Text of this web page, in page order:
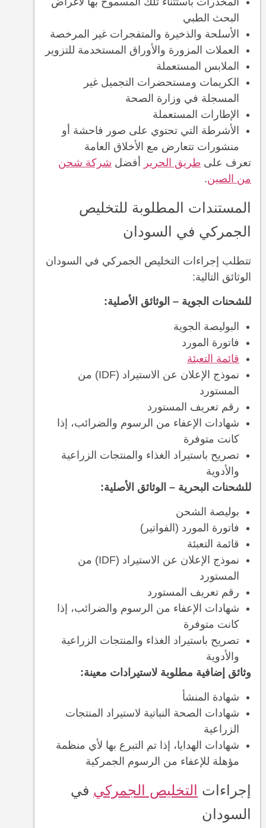
البحث الطبي
الأسلحة والذخيرة والمتفجرات غير المرخصة
العملات المزورة والأوراق المستخدمة للتزوير
الملابس المستعملة
الكريمات ومستحضرات التجميل غير
المسجلة في وزارة الصحة
الإطارات المستعملة
الأشرطة التي تحتوي على صور فاحشة أو
منشورات تتعارض مع الأخلاق العامة
تعرف على طريق الحرير أفضل شركة شحن
من الصين.
المستندات المطلوبة للتخليص
الجمركي في السودان
تتطلب إجراءات التخليص الجمركي في السودان
الوثائق التالية:
للشحنات الجوية – الوثائق الأصلية:
البوليصة الجوية
فاتورة المورد
قائمة التعبئة
نموذج الإعلان عن الاستيراد (IDF) من
المستورد
رقم تعريف المستورد
شهادات الإعفاء من الرسوم والضرائب، إذا
كانت متوفرة
تصريح باستيراد الغذاء والمنتجات الزراعية
والأدوية
للشحنات البحرية – الوثائق الأصلية:
بوليصة الشحن
فاتورة المورد (الفواتير)
قائمة التعبئة
نموذج الإعلان عن الاستيراد (IDF) من
المستورد
رقم تعريف المستورد
شهادات الإعفاء من الرسوم والضرائب، إذا
كانت متوفرة
تصريح باستيراد الغذاء والمنتجات الزراعية
والأدوية
وثائق إضافية مطلوبة لاستيرادات معينة:
شهادة المنشأ
شهادات الصحة النباتية لاستيراد المنتجات
الزراعية
شهادات الهدايا، إذا تم التبرع بها لأي منظمة
مؤهلة للإعفاء من الرسوم الجمركية
إجراءات التخليص الجمركي في
السودان